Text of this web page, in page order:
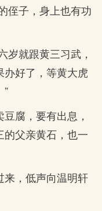
侄子，身上也有功
岁就跟黄三习武，
好了，等黄大虎
腐，要有出息，
父亲黄石，也一
来，低声向温明轩